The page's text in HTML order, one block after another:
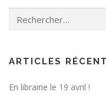
ARTICLES
En librairie le 19 avril !